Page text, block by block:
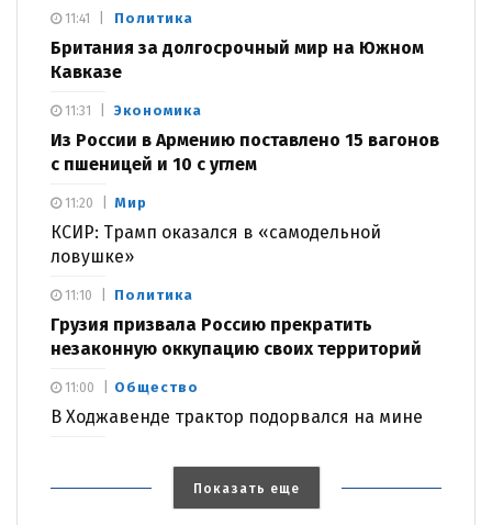
Политика
Британия за долгосрочный мир на Южном
Кавказе
11:41
Экономика
Из России в Армению поставлено 15 вагонов
с пшеницей и 10 с углем
11:31
Мир
КСИР: Трамп оказался в «самодельной
ловушке»
11:20
Политика
Грузия призвала Россию прекратить
незаконную оккупацию своих территорий
11:10
Общество
В Ходжавенде трактор подорвался на мине
11:00
Показать еще